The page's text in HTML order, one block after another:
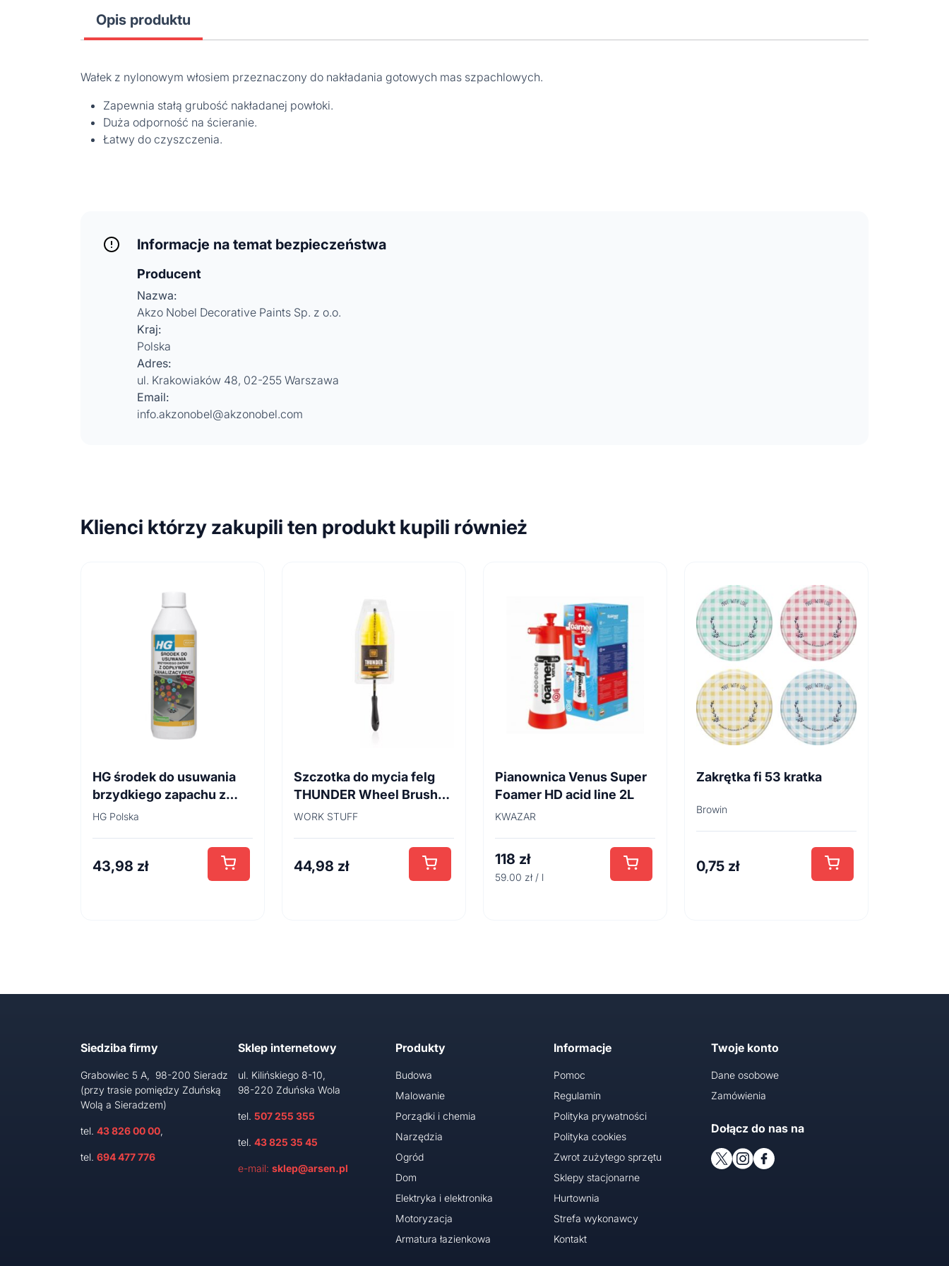
Opis produktu
Wałek z nylonowym włosiem przeznaczony do nakładania gotowych mas szpachlowych.
Zapewnia stałą grubość nakładanej powłoki.
Duża odporność na ścieranie.
Łatwy do czyszczenia.
Informacje na temat bezpieczeństwa
Producent
Nazwa:
Akzo Nobel Decorative Paints Sp. z o.o.
Kraj:
Polska
Adres:
ul. Krakowiaków 48, 02-255 Warszawa
Email:
info.akzonobel@akzonobel.com
Klienci którzy zakupili ten produkt kupili również
HG środek do usuwania
brzydkiego zapachu z
odpływów
HG Polska
43,98 zł
Szczotka do mycia felg
THUNDER Wheel Brush
45cm
WORK STUFF
44,98 zł
Pianownica Venus Super
Foamer HD acid line 2L
KWAZAR
118 zł
59.00 zł / l
Zakrętka fi 53 kratka
Browin
0,75 zł
Siedziba firmy
Grabowiec 5 A, 98-200 Sieradz
(przy trasie pomiędzy Zduńską
Wolą a Sieradzem)
tel. 43 826 00 00,
tel. 694 477 776
Sklep internetowy
ul. Kilińskiego 8-10,
98-220 Zduńska Wola
tel.507 255 355
tel.43 825 35 45
e-mail:sklep@arsen.pl
Produkty
Budowa
Malowanie
Porządki i chemia
Narzędzia
Ogród
Dom
Elektryka i elektronika
Motoryzacja
Armatura łazienkowa
Informacje
Pomoc
Regulamin
Polityka prywatności
Polityka cookies
Zwrot zużytego sprzętu
Sklepy stacjonarne
Hurtownia
Strefa wykonawcy
Kontakt
Twoje konto
Dane osobowe
Zamówienia
Dołącz do nas na